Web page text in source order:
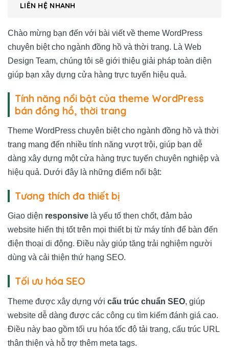
LIÊN HỆ NHANH
Chào mừng bạn đến với bài viết về theme WordPress
chuyên biệt cho ngành đồng hồ và thời trang. Là Web
Design Team, chúng tôi sẽ giới thiệu giải pháp toàn diện
giúp bạn xây dựng cửa hàng trực tuyến hiệu quả.
Tính năng nổi bật của theme WordPress
bán đồng hồ, thời trang
Theme WordPress chuyên biệt cho ngành đồng hồ và thời
trang mang đến nhiều tính năng vượt trội, giúp bạn dễ
dàng xây dựng một cửa hàng trực tuyến chuyên nghiệp và
hiệu quả. Dưới đây là những điểm nổi bật:
Tương thích đa thiết bị
Giao diện responsive là yếu tố then chốt, đảm bảo
website hiển thị tốt trên mọi thiết bị từ máy tính để bàn đến
điện thoại di động. Điều này giúp tăng trải nghiệm người
dùng và cải thiện thứ hạng SEO.
Tối ưu hóa SEO
Theme được xây dựng với cấu trúc chuẩn SEO, giúp
website dễ dàng được các công cụ tìm kiếm đánh giá cao.
Điều này bao gồm tối ưu hóa tốc độ tải trang, cấu trúc URL
thân thiện và hỗ trợ thêm meta tags.